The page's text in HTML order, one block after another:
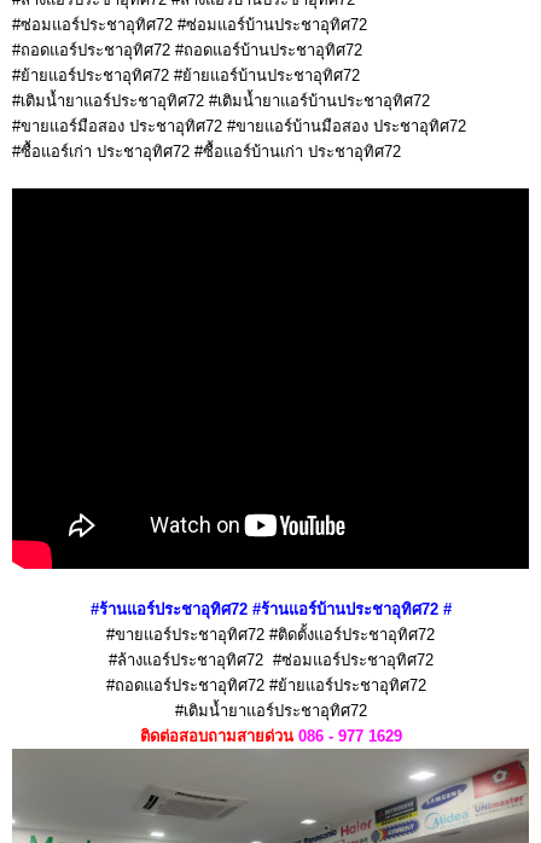
#ซ่อมแอร์ประชาอุทิศ72 #ซ่อมแอร์บ้านประชาอุทิศ72
#ถอดแอร์ประชาอุทิศ72 #ถอดแอร์บ้านประชาอุทิศ72
#ย้ายแอร์ประชาอุทิศ72 #ย้ายแอร์บ้านประชาอุทิศ72
#เติมน้ำยาแอร์ประชาอุทิศ72 #เติมน้ำยาแอร์บ้านประชาอุทิศ72
#ขายแอร์มือสอง ประชาอุทิศ72 #ขายแอร์บ้านมือสอง ประชาอุทิศ72
#ซื้อแอร์เก่า ประชาอุทิศ72 #ซื้อแอร์บ้านเก่า ประชาอุทิศ72
#ร้านแอร์ประชาอุทิศ72 #ร้านแอร์บ้านประชาอุทิศ72#
#ขายแอร์ประชาอุทิศ72 #ติดตั้งแอร์ประชาอุทิศ72
#ล้างแอร์ประชาอุทิศ72 #ซ่อมแอร์ประชาอุทิศ72
#ถอดแอร์ประชาอุทิศ72 #ย้ายแอร์ประชาอุทิศ72
#เติมน้ำยาแอร์ประชาอุทิศ72
ติดต่อสอบถามสายด่วน 086 - 977 1629